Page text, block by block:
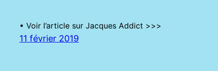
• Voir l’article sur Jacques Addict >>>
11 février 2019